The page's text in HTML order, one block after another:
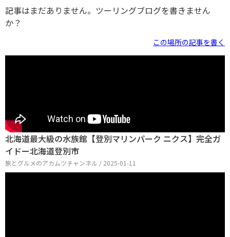
記事はまだありません。ツーリングブログを書きません
か？
この場所の記事を書く
北海道最大級の水族館【登別マリンパーク ニクス】完全ガ
イドー北海道登別市
旅とグルメのアカムツチャンネル / 2025-01-11